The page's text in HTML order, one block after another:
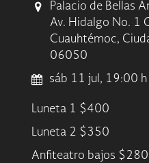
Palacio de Bellas
Av. Hidalgo No. 1
Cuauhtémoc,
06050
sáb 11 jul, 19:00 h
Luneta 1 $400
Luneta 2 $350
Anfiteatro bajos $280